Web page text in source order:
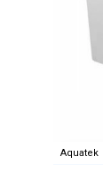
Aquatek